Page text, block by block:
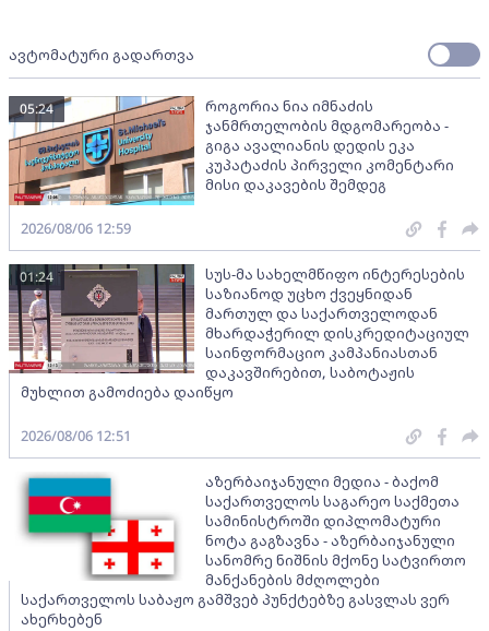
ავტომატური გადართვა
როგორია ნია იმნაძის
ჯანმრთელობის მდგომარეობა -
გიგა ავალიანის დედის ეკა
კუპატაძის პირველი კომენტარი
მისი დაკავების შემდეგ
05:24
2026/08/06 12:59
სუს-მა სახელმწიფო ინტერესების
საზიანოდ უცხო ქვეყნიდან
მართულ და საქართველოდან
მხარდაჭერილ დისკრედიტაციულ
საინფორმაციო კამპანიასთან
დაკავშირებით, საბოტაჟის
მუხლით გამოძიება დაიწყო
01:24
2026/08/06 12:51
აზერბაიჯანული მედია - ბაქომ
საქართველოს საგარეო საქმეთა
სამინისტროში დიპლომატური
ნოტა გაგზავნა - აზერბაიჯანული
სანომრე ნიშნის მქონე სატვირთო
მანქანების მძღოლები
საქართველოს საბაჟო გამშვებ პუნქტებზე გასვლას ვერ
ახერხებენ